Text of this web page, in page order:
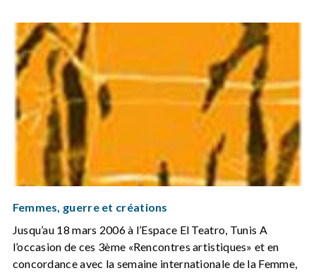
Femmes, guerre et créations
Jusqu’au 18 mars 2006 à l’Espace El Teatro, Tunis A
l’occasion de ces 3ème «Rencontres artistiques» et en
concordance avec la semaine internationale de la Femme,